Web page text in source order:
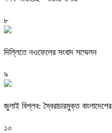
৮
দিল্লিতে নওফেলের সংবাদ সম্মেলন
৯
জুলাই বিপ্লব: স্বৈরাচারমুক্ত
১০